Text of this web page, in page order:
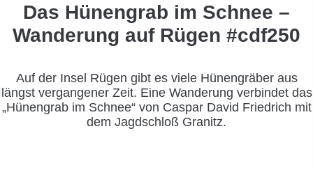
Das Hünengrab im Schnee –
Wanderung auf Rügen #cdf250
Auf der Insel Rügen gibt es viele Hünengräber aus
längst vergangener Zeit. Eine Wanderung verbindet das
„Hünengrab im Schnee“ von Caspar David Friedrich mit
dem Jagdschloß Granitz.